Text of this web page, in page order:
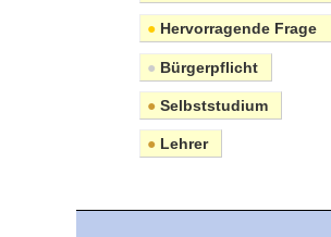
● Hervorragende Frage
● Bürgerpflicht
● Selbststudium
● Lehrer